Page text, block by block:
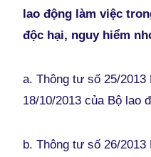
lao động làm việc
độc hại, nguy hiểm
a. Thông tư số 25/
18/10/2013 của Bộ lao
b. Thông tư số 26/